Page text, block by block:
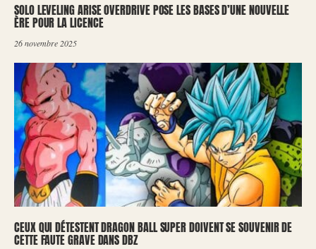
SOLO LEVELING ARISE OVERDRIVE POSE LES BASES D’UNE NOUVELLE
ÈRE POUR LA LICENCE
26 novembre 2025
CEUX QUI DÉTESTENT DRAGON BALL SUPER DOIVENT SE SOUVENIR DE
CETTE FAUTE GRAVE DANS DBZ